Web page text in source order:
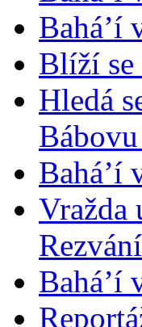
Bahá’í
Blíží se
Hledá
Bahá’í
Vražda
Bahá’í